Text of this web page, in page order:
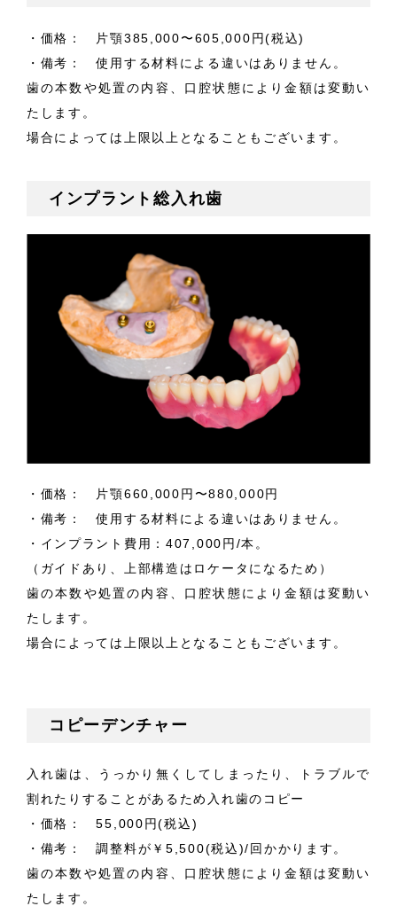
・価格： 片顎385,000〜605,000円(税込)
・備考： 使用する材料による違いはありません。
歯の本数や処置の内容、口腔状態により金額は変動い
たします。
場合によっては上限以上となることもございます。
インプラント総入れ歯
・価格： 片顎660,000円〜880,000円
・備考： 使用する材料による違いはありません。
・インプラント費用：407,000円/本。
（ガイドあり、上部構造はロケータになるため）
歯の本数や処置の内容、口腔状態により金額は変動い
たします。
場合によっては上限以上となることもございます。
コピーデンチャー
入れ歯は、うっかり無くしてしまったり、トラブルで
割れたりすることがあるため入れ歯のコピー
・価格： 55,000円(税込)
・備考： 調整料が￥5,500(税込)/回かかります。
歯の本数や処置の内容、口腔状態により金額は変動い
たします。